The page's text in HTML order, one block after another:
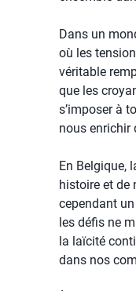
Dans un
où les
véritable
que les
s’imposer à
nous enrichir
En Belgique,
histoire et de
cependant
les défis ne
la laïcité
dans nos